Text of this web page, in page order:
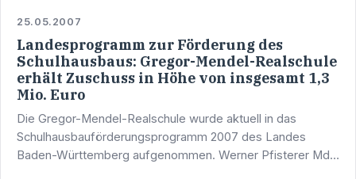
25.05.2007
Landesprogramm zur Förderung des
Schulhausbaus: Gregor-Mendel-Realschule
erhält Zuschuss in Höhe von insgesamt 1,3
Mio. Euro
Die Gregor-Mendel-Realschule wurde aktuell in das
Schulhausbauförderungsprogramm 2007 des Landes
Baden-Württemberg aufgenommen. Werner Pfisterer MdL